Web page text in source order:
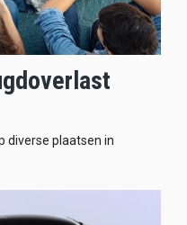
diverse plaatsen in